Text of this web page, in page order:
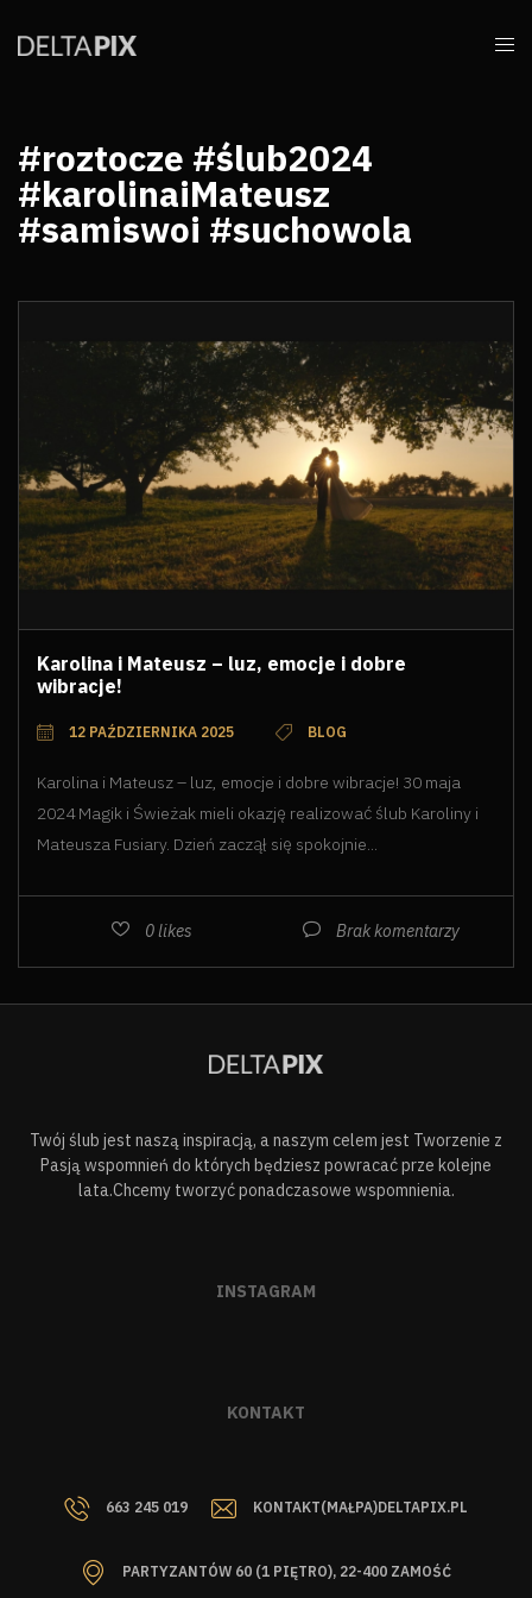
#roztocze #ślub2024
#karolinaiMateusz
#samiswoi #suchowola
Karolina i Mateusz – luz, emocje i dobre
wibracje!
12 PAŹDZIERNIKA 2025 BLOG
Karolina i Mateusz – luz, emocje i dobre wibracje! 30 maja
2024 Magik i Świeżak mieli okazję realizować ślub Karoliny i
Mateusza Fusiary. Dzień zaczął się spokojnie...
0likes Brak komentarzy
Twój ślub jest naszą inspiracją, a naszym celem jest Tworzenie z
Pasją wspomnień do których będziesz powracać prze kolejne
lata.Chcemy tworzyć ponadczasowe wspomnienia.
INSTAGRAM
KONTAKT
663 245 019 KONTAKT(MAŁPA)DELTAPIX.PL
PARTYZANTÓW 60 (1 PIĘTRO), 22-400 ZAMOŚĆ